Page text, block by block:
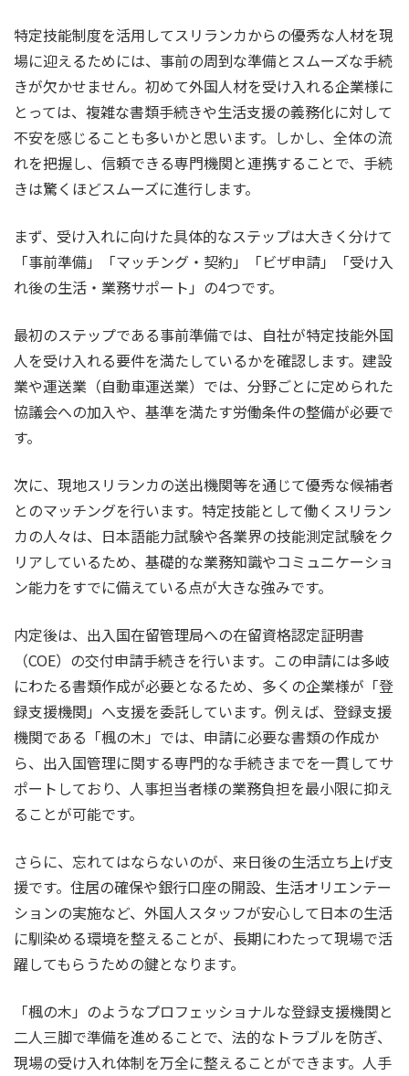
特定技能制度を活用してスリランカからの優秀な人材を現
場に迎えるためには、事前の周到な準備とスムーズな手続
きが欠かせません。初めて外国人材を受け入れる企業様に
とっては、複雑な書類手続きや生活支援の義務化に対して
不安を感じることも多いかと思います。しかし、全体の流
れを把握し、信頼できる専門機関と連携することで、手続
きは驚くほどスムーズに進行します。
まず、受け入れに向けた具体的なステップは大きく分けて
「事前準備」「マッチング・契約」「ビザ申請」「受け入
れ後の生活・業務サポート」の4つです。
最初のステップである事前準備では、自社が特定技能外国
人を受け入れる要件を満たしているかを確認します。建設
業や運送業（自動車運送業）では、分野ごとに定められた
協議会への加入や、基準を満たす労働条件の整備が必要で
す。
次に、現地スリランカの送出機関等を通じて優秀な候補者
とのマッチングを行います。特定技能として働くスリラン
カの人々は、日本語能力試験や各業界の技能測定試験をク
リアしているため、基礎的な業務知識やコミュニケーショ
ン能力をすでに備えている点が大きな強みです。
内定後は、出入国在留管理局への在留資格認定証明書
（COE）の交付申請手続きを行います。この申請には多岐
にわたる書類作成が必要となるため、多くの企業様が「登
録支援機関」へ支援を委託しています。例えば、登録支援
機関である「楓の木」では、申請に必要な書類の作成か
ら、出入国管理に関する専門的な手続きまでを一貫してサ
ポートしており、人事担当者様の業務負担を最小限に抑え
ることが可能です。
さらに、忘れてはならないのが、来日後の生活立ち上げ支
援です。住居の確保や銀行口座の開設、生活オリエンテー
ションの実施など、外国人スタッフが安心して日本の生活
に馴染める環境を整えることが、長期にわたって現場で活
躍してもらうための鍵となります。
「楓の木」のようなプロフェッショナルな登録支援機関と
二人三脚で準備を進めることで、法的なトラブルを防ぎ、
現場の受け入れ体制を万全に整えることができます。人手